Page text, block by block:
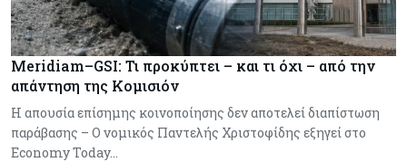
Meridiam–GSI: Τι προκύπτει – και τι όχι – από την
απάντηση της Κομισιόν
Η απουσία επίσημης κοινοποίησης δεν αποτελεί διαπίστωση
παράβασης – Ο νομικός Παντελής Χριστοφίδης εξηγεί στο
Economy Today…